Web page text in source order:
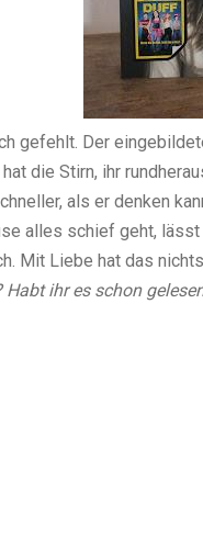
gefehlt. Der
die Stirn, ihr
als er denken
alles schief geht,
Mit Liebe hat das
Habt ihr es schon